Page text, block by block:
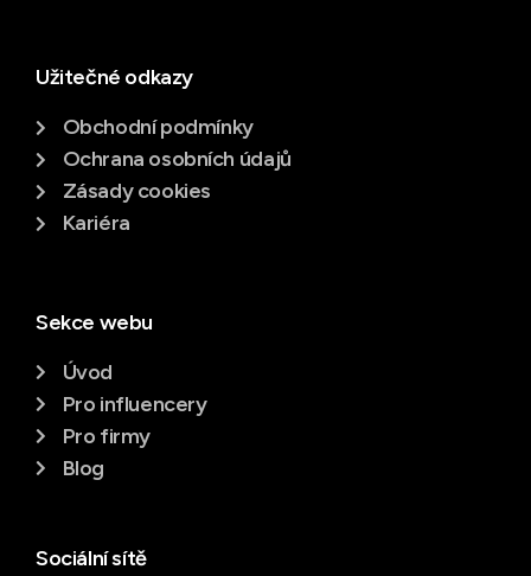
Užitečné odkazy
Obchodní podmínky
Ochrana osobních údajů
Zásady cookies
Kariéra
Sekce webu
Úvod
Pro influencery
Pro firmy
Blog
Sociální sítě